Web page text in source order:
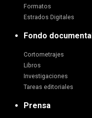
Formatos
Estrados Digitales
Fondo documental
Cortometrajes
Libros
Investigaciones
Tareas editoriales
Prensa